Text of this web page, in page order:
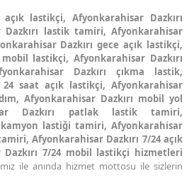
açık lastikçi, Afyonkarahisar Dazkırı
lastik tamiri, Afyonkarahisar
Dazkırı gece açık lastikçi,
lastikçi, Afyonkarahisar Dazkırı
Dazkırı çıkma lastik,
24 saat açık lastikçi, Afyonkarahisar
Afyonkarahisar Dazkırı mobil yol
Dazkırı patlak lastik tamiri,
kamyon lastiği tamiri, Afyonkarahisar
Afyonkarahisar Dazkırı 7/24 açık
7/24 mobil lastikçi hizmetleri
ile anında hizmet mottosu ile sizlerin